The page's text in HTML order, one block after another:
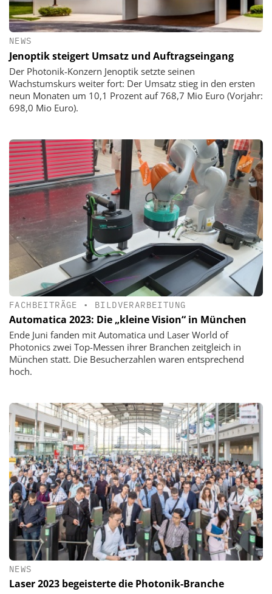
NEWS
Jenoptik steigert Umsatz und Auftragseingang
Der Photonik-Konzern Jenoptik setzte seinen
Wachstumskurs weiter fort: Der Umsatz stieg in den ersten
neun Monaten um 10,1 Prozent auf 768,7 Mio Euro (Vorjahr:
698,0 Mio Euro).
FACHBEITRÄGE • BILDVERARBEITUNG
Automatica 2023: Die „kleine Vision“ in München
Ende Juni fanden mit Automatica und Laser World of
Photonics zwei Top-Messen ihrer Branchen zeitgleich in
München statt. Die Besucherzahlen waren entsprechend
hoch.
NEWS
Laser 2023 begeisterte die Photonik-Branche